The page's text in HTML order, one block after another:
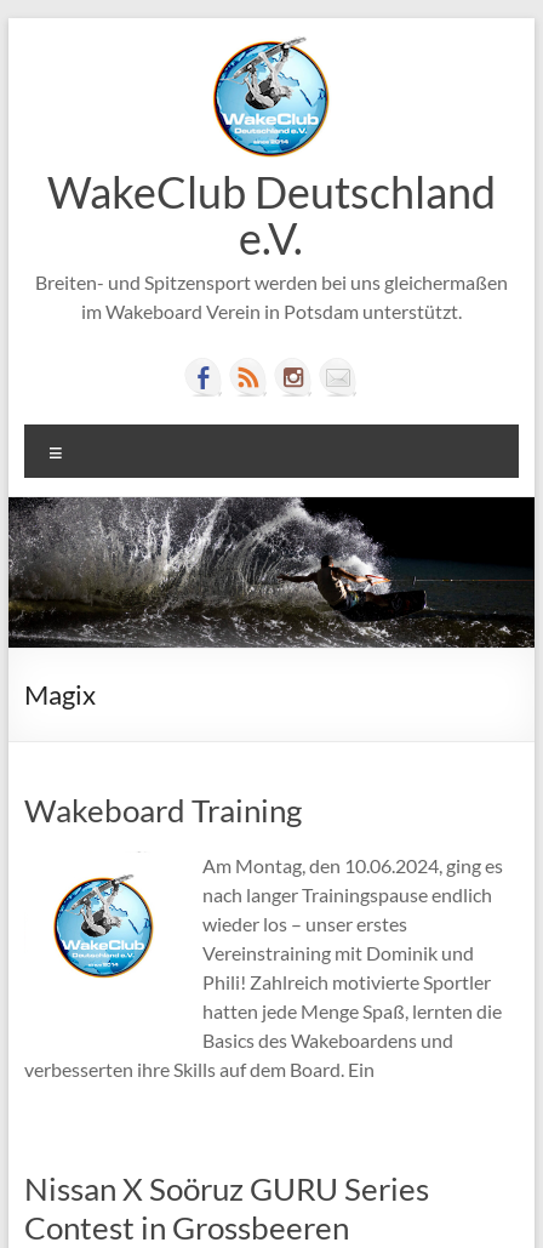
WakeClub Deutschland
e.V.
Breiten- und Spitzensport werden bei uns gleichermaßen
im Wakeboard Verein in Potsdam unterstützt.
Magix
Wakeboard Training
Am Montag, den 10.06.2024, ging es
nach langer Trainingspause endlich
wieder los – unser erstes
Vereinstraining mit Dominik und
Phili! Zahlreich motivierte Sportler
hatten jede Menge Spaß, lernten die
Basics des Wakeboardens und
verbesserten ihre Skills auf dem Board. Ein
Nissan X Soöruz GURU Series
Contest in Grossbeeren